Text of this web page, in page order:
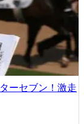
ーセブン！激走